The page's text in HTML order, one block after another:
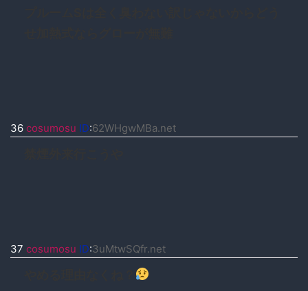
36 cosumosu ID:62WHgwMBa.net
37 cosumosu ID:3uMtwSQfr.net